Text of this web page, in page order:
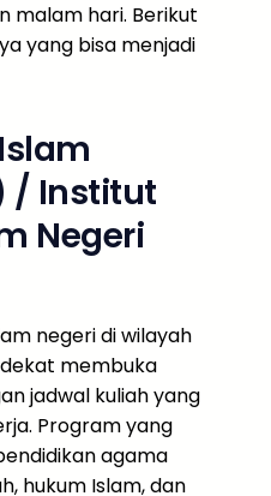
malam hari. Berikut
yang bisa menjadi
/ Institut
Negeri
negeri di wilayah
membuka
jadwal kuliah yang
Program yang
agama
hukum Islam, dan